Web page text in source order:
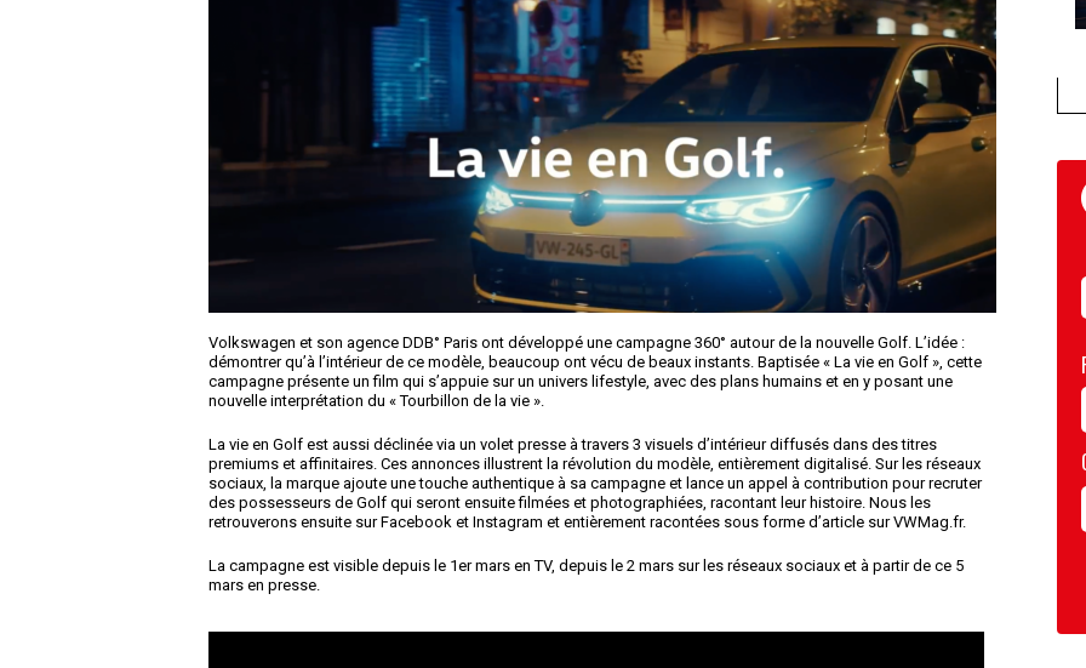
Volkswagen et son agence DDB° Paris ont développé une campagne 360° autour de la nouvelle Golf. L’idée :
démontrer qu’à l’intérieur de ce modèle, beaucoup ont vécu de beaux instants. Baptisée « La vie en Golf », cette
campagne présente un film qui s’appuie sur un univers lifestyle, avec des plans humains et en y posant une
nouvelle interprétation du « Tourbillon de la vie ».
La vie en Golf est aussi déclinée via un volet presse à travers 3 visuels d’intérieur diffusés dans des titres
premiums et affinitaires. Ces annonces illustrent la révolution du modèle, entièrement digitalisé. Sur les réseaux
sociaux, la marque ajoute une touche authentique à sa campagne et lance un appel à contribution pour recruter
des possesseurs de Golf qui seront ensuite filmées et photographiées, racontant leur histoire. Nous les
retrouverons ensuite sur Facebook et Instagram et entièrement racontées sous forme d’article sur VWMag.fr.
La campagne est visible depuis le 1er mars en TV, depuis le 2 mars sur les réseaux sociaux et à partir de ce 5
mars en presse.